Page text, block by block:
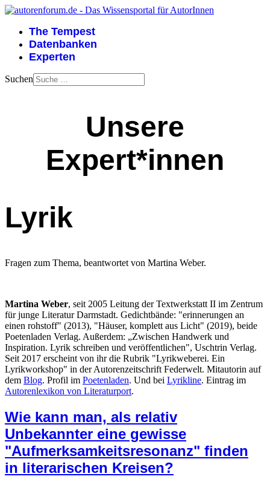
The Tempest
Datenbanken
Experten
Suchen
Unsere
Expert*innen
Lyrik
Fragen zum Thema, beantwortet von Martina Weber.
Martina Weber, seit 2005 Leitung der Textwerkstatt II im Zentrum
für junge Literatur Darmstadt. Gedichtbände: "erinnerungen an
einen rohstoff" (2013), "Häuser, komplett aus Licht" (2019), beide
Poetenladen Verlag. Außerdem: „Zwischen Handwerk und
Inspiration. Lyrik schreiben und veröffentlichen", Uschtrin Verlag.
Seit 2017 erscheint von ihr die Rubrik "Lyrikweberei. Ein
Lyrikworkshop" in der Autorenzeitschrift Federwelt. Mitautorin auf
dem Blog. Profil im Poetenladen. Und bei Lyrikline. Eintrag im
Autorenlexikon von Literaturport.
Wie kann man, als relativ
Unbekannter eine gewisse
"Aufmerksamkeitsresonanz" finden
in literarischen Kreisen?